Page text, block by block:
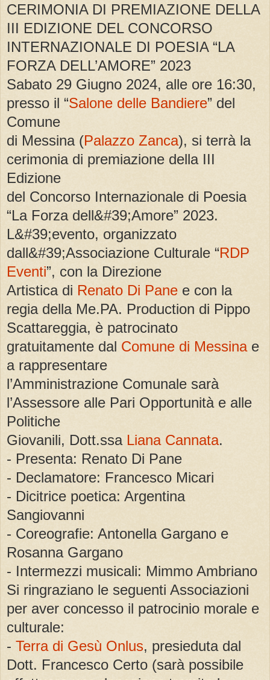
CERIMONIA DI PREMIAZIONE DELLA
III EDIZIONE DEL CONCORSO
INTERNAZIONALE DI POESIA “LA
FORZA DELL’AMORE” 2023
Sabato 29 Giugno 2024, alle ore 16:30,
presso il “Salone delle Bandiere” del
Comune
di Messina (Palazzo Zanca), si terrà la
cerimonia di premiazione della III
Edizione
del Concorso Internazionale di Poesia
“La Forza dell&#39;Amore” 2023.
L&#39;evento, organizzato
dall&#39;Associazione Culturale “RDP
Eventi”, con la Direzione
Artistica di Renato Di Pane e con la
regia della Me.PA. Production di Pippo
Scattareggia, è patrocinato
gratuitamente dal Comune di Messinae
a rappresentare
l’Amministrazione Comunale sarà
l’Assessore alle Pari Opportunità e alle
Politiche
Giovanili, Dott.ssa Liana Cannata.
- Presenta: Renato Di Pane
- Declamatore: Francesco Micari
- Dicitrice poetica: Argentina
Sangiovanni
- Coreografie: Antonella Gargano e
Rosanna Gargano
- Intermezzi musicali: Mimmo Ambriano
Si ringraziano le seguenti Associazioni
per aver concesso il patrocinio morale e
culturale:
- Terra di Gesù Onlus, presieduta dal
Dott. Francesco Certo (sarà possibile